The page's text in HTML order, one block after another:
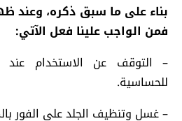
بناء على ما سبق ذكره، وعند
فمن الواجب علينا فعل الآتي:
– التوقف عن الاستخدام
للحساسية.
– غسل وتنظيف الجلد على الفور